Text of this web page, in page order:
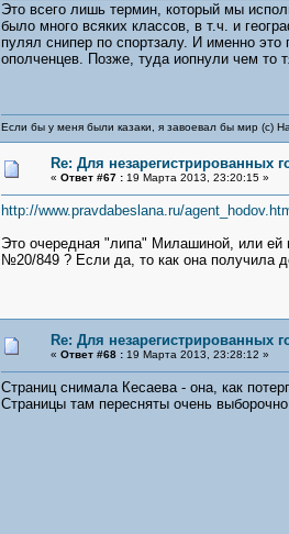
Это всего лишь термин, который мы
было много всяких классов, в т.ч. и
пулял снипер по спортзалу. И именно
ополченцев. Позже, туда иопнули чем то
Если бы у меня были казаки, я завоевал бы мир (с)
Re: Для незарегистрированных
« Ответ #67 :19 Марта 2013, 23:20:15 »
http://www.pravdabeslana.ru/
Это очередная "липа" Милашиной, или ей
№20/849 ? Если да, то как она получила
Re: Для незарегистрированных
« Ответ #68 :19 Марта 2013, 23:28:12 »
Страниц снимала Кесаева - она, как
Страницы там пересняты очень